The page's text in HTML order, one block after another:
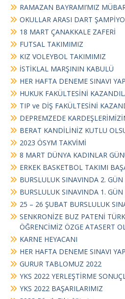
RAMAZAN BAYRAMI’MIZ
OKULLAR ARASI DART
18 MART ÇANAKKALE ZAFERİ
FUTSAL TAKIMIMIZ
KIZ VOLEYBOL TAKIMIMIZ
İSTİKLAL MARŞININ KABULÜ
HER HAFTA DENEME SINAVI
HUKUK FAKÜLTESİNİ
TIP ve DİŞ FAKÜLTESİNİ
DEPREMZEDE
BERAT KANDİLİNİZ KUTLU
2023 ÖSYM TAKVİMİ
8 MART DÜNYA KADINLAR
ERKEK BASKETBOL TAKIMI
BURSLULUK SINAVINDA 2. GÜN
BURSLULUK SINAVINDA 1. GÜN
25 – 26 ŞUBAT BURSLULUK
SENKRONİZE BUZ PATENİ
ÖĞRENCİMİZ ÖZGE ATASERT
KARNE HEYACANI
HER HAFTA DENEME SINAVI
GURUR TABLOMUZ 2022
YKS 2022 YERLEŞTİRME
YKS 2022 BAŞARILARIMIZ